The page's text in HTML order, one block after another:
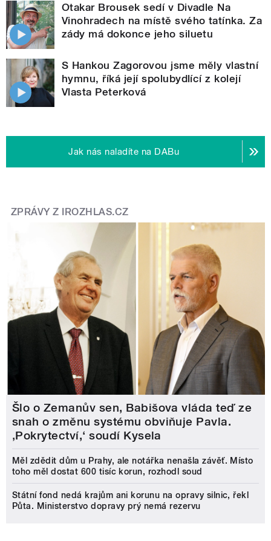
Otakar Brousek sedí v Divadle Na
Vinohradech na místě svého tatínka. Za
zády má dokonce jeho siluetu
S Hankou Zagorovou jsme měly vlastní
hymnu, říká její spolubydlící z kolejí
Vlasta Peterková
Jak nás naladíte na DABu
ZPRÁVY Z IROZHLAS.CZ
Šlo o Zemanův sen, Babišova vláda teď ze
snah o změnu systému obviňuje Pavla.
‚Pokrytectví,‘ soudí Kysela
Měl zdědit dům u Prahy, ale notářka nenašla závěť. Místo
toho měl dostat 600 tisíc korun, rozhodl soud
Státní fond nedá krajům ani korunu na opravy silnic, řekl
Půta. Ministerstvo dopravy prý nemá rezervu